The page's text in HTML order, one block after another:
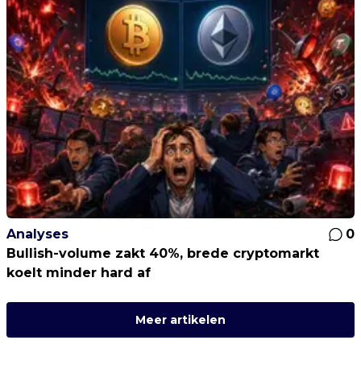
Analyses
0
Bullish-volume zakt 40%, brede cryptomarkt
koelt minder hard af
Meer artikelen